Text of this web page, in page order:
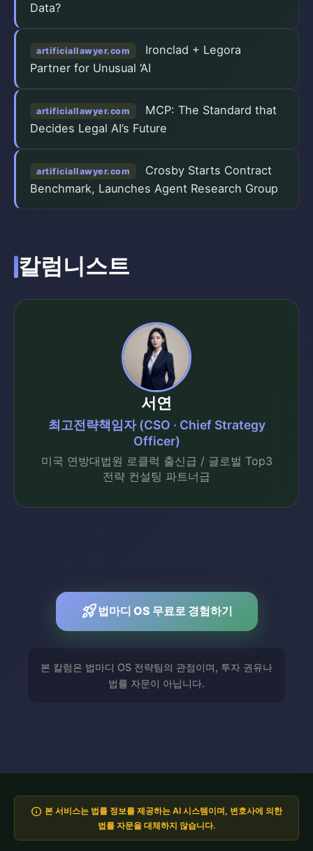
Data?
artificiallawyer.com
Ironclad + Legora
Partner for Unusual ‘AI
artificiallawyer.com
MCP: The Standard that
Decides Legal AI’s Future
artificiallawyer.com
Crosby Starts Contract
Benchmark, Launches Agent Research Group
칼럼니스트
서연
최고전략책임자 (CSO · Chief Strategy
Officer)
미국 연방대법원 로클럭 출신급 / 글로벌 Top3
전략 컨설팅 파트너급
rocket_launch법마디 OS 무료로 경험하기
본 칼럼은 법마디 OS 전략팀의 관점이며, 투자 권유나
법률 자문이 아닙니다.
info 본 서비스는 법률 정보를 제공하는 AI 시스템이며, 변호사에 의한
법률 자문을 대체하지 않습니다.